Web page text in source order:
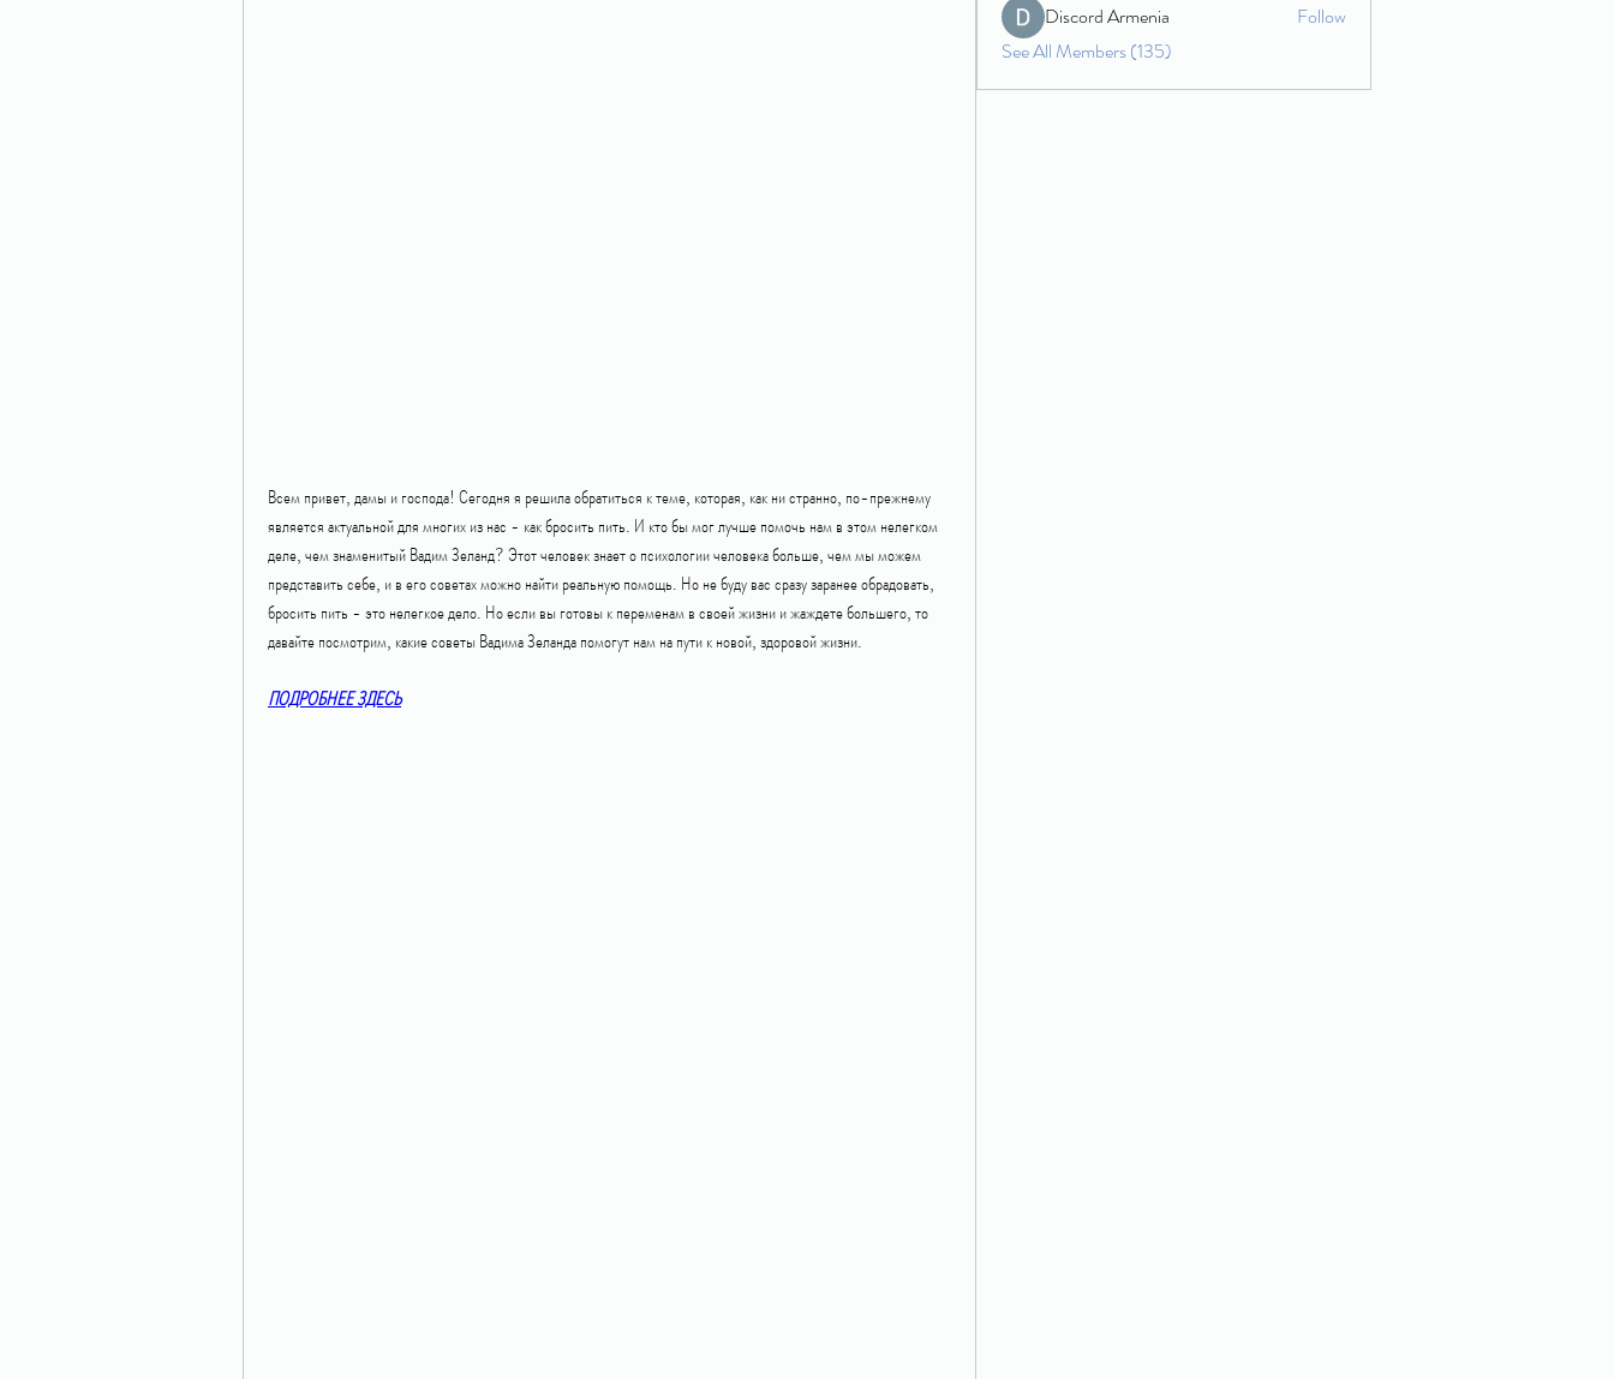
Всем привет, дамы и господа! Сегодня я решила обратиться к теме, которая, как ни странно, по-прежнему
является актуальной для многих из нас - как бросить пить. И кто бы мог лучше помочь нам в этом нелегком
деле, чем знаменитый Вадим Зеланд? Этот человек знает о психологии человека больше, чем мы можем
представить себе, и в его советах можно найти реальную помощь. Но не буду вас сразу заранее обрадовать,
бросить пить - это нелегкое дело. Но если вы готовы к переменам в своей жизни и жаждете большего, то
давайте посмотрим, какие советы Вадима Зеланда помогут нам на пути к новой, здоровой жизни.
ПОДРОБНЕЕ ЗДЕСЬ
Discord Armenia
Follow
See All Members (135)